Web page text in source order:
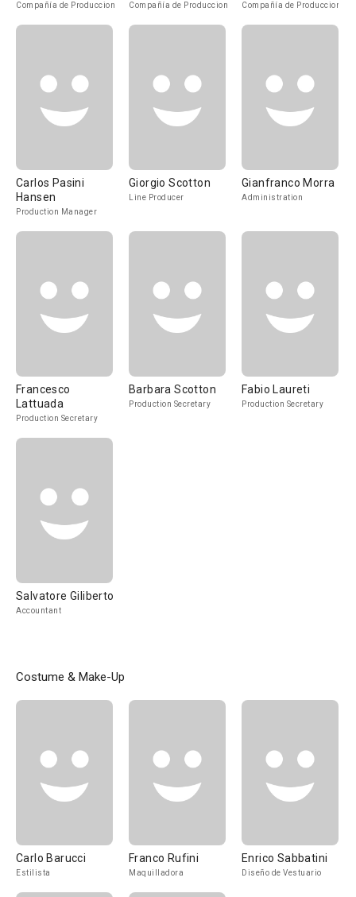
Compañía de Produccion Compañía de Produccion Compañía de Produccion
Carlos Pasini
Hansen
Production Manager
Giorgio Scotton
Line Producer
Gianfranco Morra
Administration
Francesco
Lattuada
Production Secretary
Barbara Scotton
Production Secretary
Fabio Laureti
Production Secretary
Salvatore Giliberto
Accountant
Costume & Make-Up
Carlo Barucci
Estilista
Franco Rufini
Maquilladora
Enrico Sabbatini
Diseño de Vestuario